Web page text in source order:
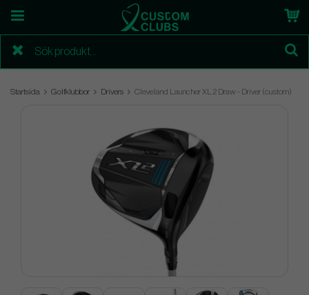
Startsida Golfklubbor Drivers Cleveland Launcher XL 2 Draw - Driver (custom)